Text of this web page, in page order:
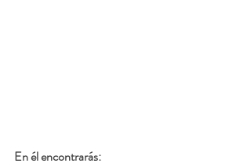
En él encontrarás: